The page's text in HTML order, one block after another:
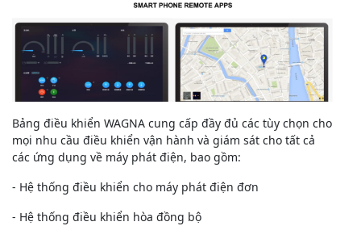
Bảng điều khiển WAGNA cung cấp đầy đủ các tùy chọn cho
mọi nhu cầu điều khiển vận hành và giám sát cho tất cả
các ứng dụng về máy phát điện, bao gồm:
- Hệ thống điều khiển cho máy phát điện đơn
- Hệ thống điều khiển hòa đồng bộ